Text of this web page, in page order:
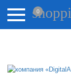
Внимание!
0